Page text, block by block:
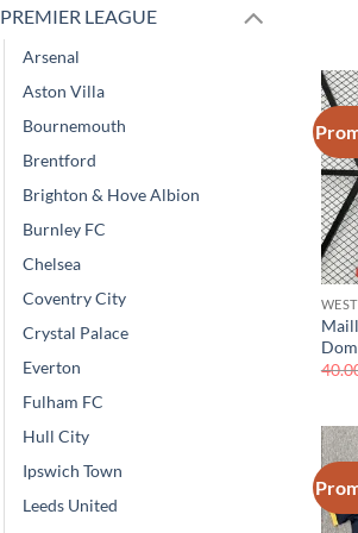
PREMIER LEAGUE
Arsenal
Aston Villa
Bournemouth
Brentford
Brighton & Hove Albion
Burnley FC
Chelsea
Coventry City
Crystal Palace
Everton
Fulham FC
Hull City
Ipswich Town
Leeds United